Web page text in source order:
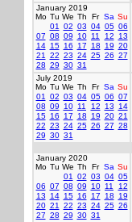
January 2019
Mo Tu We Th Fr Sa Su
01
02 03 04 05 06
07 08 09 10 11 12
13
14 15 16 17 18 19 20
21
22 23 24 25 26 27
28 29 30 31
July 2019
Mo Tu We Th Fr Sa Su
01
02 03 04 05 06 07
08 09 10 11 12 13
14
15 16 17 18 19 20 21
22 23 24 25 26 27 28
29 30 31
January 2020
Mo Tu We Th Fr Sa Su
01
02 03 04 05
06 07 08 09 10 11
12
13
14 15 16 17 18
19
20 21 22 23 24 25 26
27 28 29 30 31